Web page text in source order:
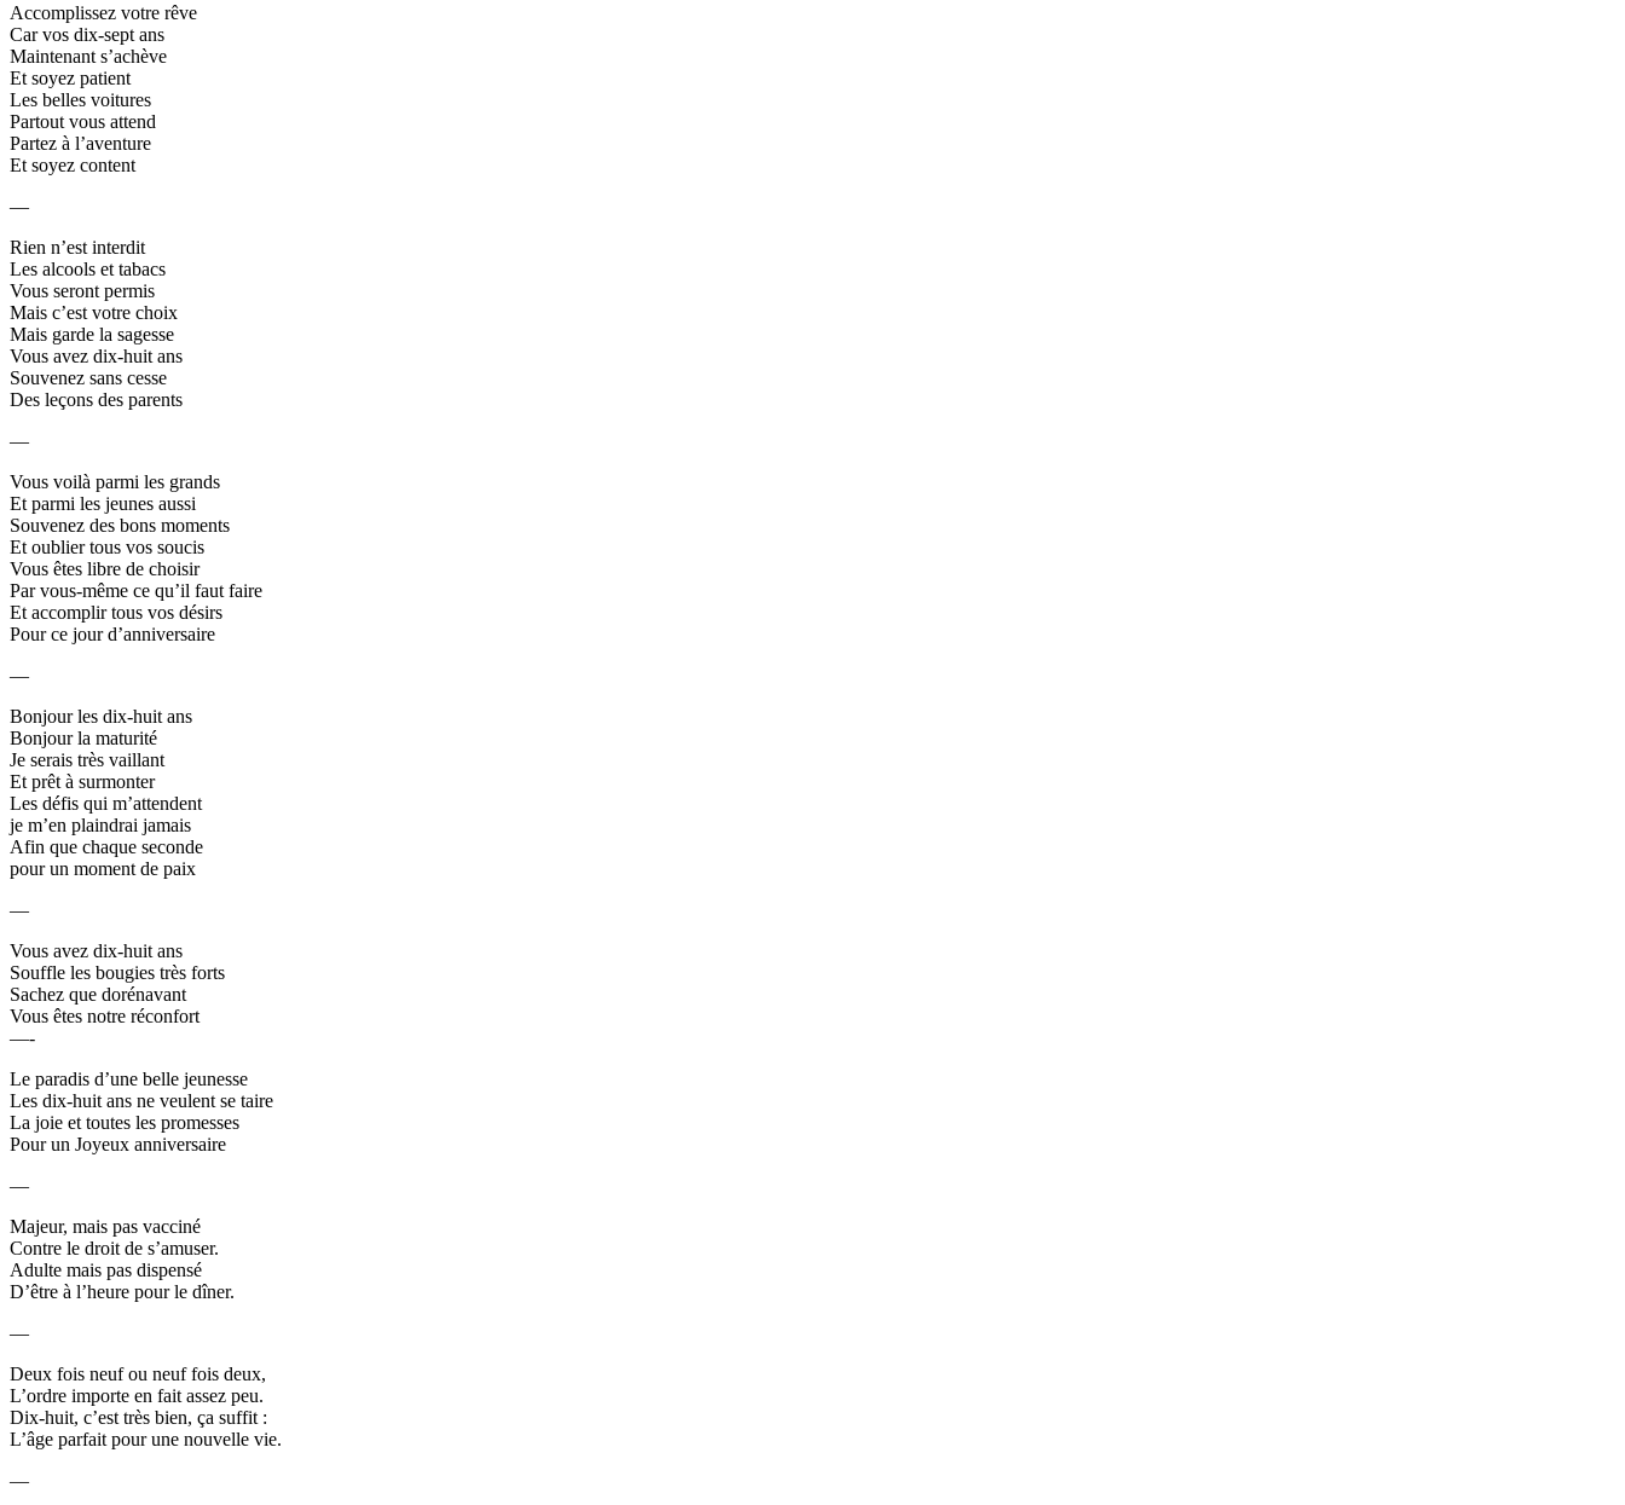
Accomplissez votre rêve
Car vos dix-sept ans
Maintenant s’achève
Et soyez patient
Les belles voitures
Partout vous attend
Partez à l’aventure
Et soyez content
—
Rien n’est interdit
Les alcools et tabacs
Vous seront permis
Mais c’est votre choix
Mais garde la sagesse
Vous avez dix-huit ans
Souvenez sans cesse
Des leçons des parents
—
Vous voilà parmi les grands
Et parmi les jeunes aussi
Souvenez des bons moments
Et oublier tous vos soucis
Vous êtes libre de choisir
Par vous-même ce qu’il faut faire
Et accomplir tous vos désirs
Pour ce jour d’anniversaire
—
Bonjour les dix-huit ans
Bonjour la maturité
Je serais très vaillant
Et prêt à surmonter
Les défis qui m’attendent
je m’en plaindrai jamais
Afin que chaque seconde
pour un moment de paix
—
Vous avez dix-huit ans
Souffle les bougies très forts
Sachez que dorénavant
Vous êtes notre réconfort
—-
Le paradis d’une belle jeunesse
Les dix-huit ans ne veulent se taire
La joie et toutes les promesses
Pour un Joyeux anniversaire
—
Majeur, mais pas vacciné
Contre le droit de s’amuser.
Adulte mais pas dispensé
D’être à l’heure pour le dîner.
—
Deux fois neuf ou neuf fois deux,
L’ordre importe en fait assez peu.
Dix-huit, c’est très bien, ça suffit :
L’âge parfait pour une nouvelle vie.
—